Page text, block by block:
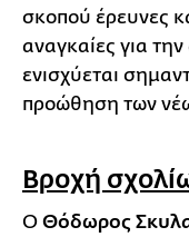
σκοπού έρευνες
αναγκαίες για
ενισχύεται
προώθηση των
Βροχή
Ο Θόδωρος